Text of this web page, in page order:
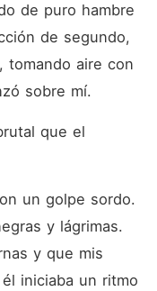
de puro hambre
de segundo,
tomando aire con
sobre mí.
que el
un golpe sordo.
y lágrimas.
y que mis
iniciaba un ritmo